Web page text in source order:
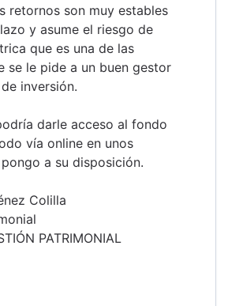
retornos son muy estables
y asume el riesgo de
que es una de las
se le pide a un buen gestor
inversión.
darle acceso al fondo
vía online en unos
a su disposición.
Colilla
PATRIMONIAL